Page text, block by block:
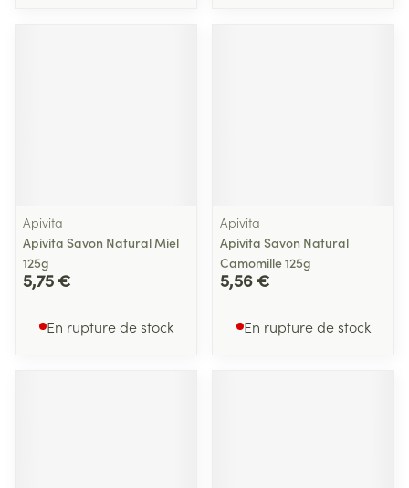
Apivita
Apivita Savon Natural Miel
125g
5,75 €
En rupture de stock
Apivita
Apivita Savon Natural
Camomille 125g
5,56 €
En rupture de stock